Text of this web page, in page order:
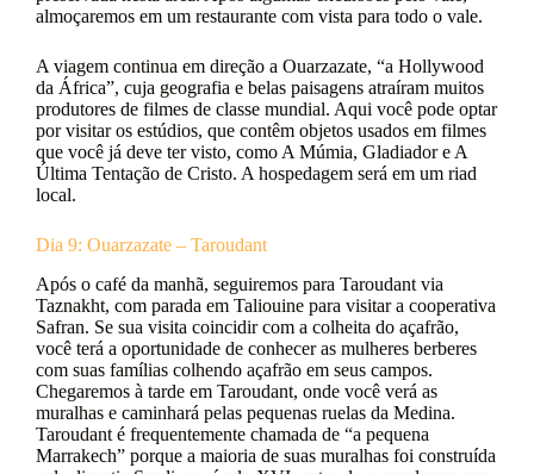
almoçaremos em um restaurante com vista para todo o vale.
A viagem continua em direção a Ouarzazate, “a Hollywood
da África”, cuja geografia e belas paisagens atraíram muitos
produtores de filmes de classe mundial. Aqui você pode optar
por visitar os estúdios, que contêm objetos usados em filmes
que você já deve ter visto, como A Múmia, Gladiador e A
Última Tentação de Cristo. A hospedagem será em um riad
local.
Dia 9: Ouarzazate – Taroudant
Após o café da manhã, seguiremos para Taroudant via
Taznakht, com parada em Taliouine para visitar a cooperativa
Safran. Se sua visita coincidir com a colheita do açafrão,
você terá a oportunidade de conhecer as mulheres berberes
com suas famílias colhendo açafrão em seus campos.
Chegaremos à tarde em Taroudant, onde você verá as
muralhas e caminhará pelas pequenas ruelas da Medina.
Taroudant é frequentemente chamada de “a pequena
Marrakech” porque a maioria de suas muralhas foi construída